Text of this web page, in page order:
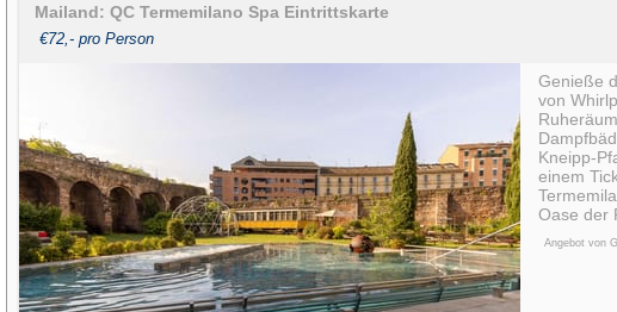
Mailand: QC Termemilano Spa Eintrittskarte
€72,- pro Person
Genieße
von
Kneipp-
einem
Oase der
Angebot von